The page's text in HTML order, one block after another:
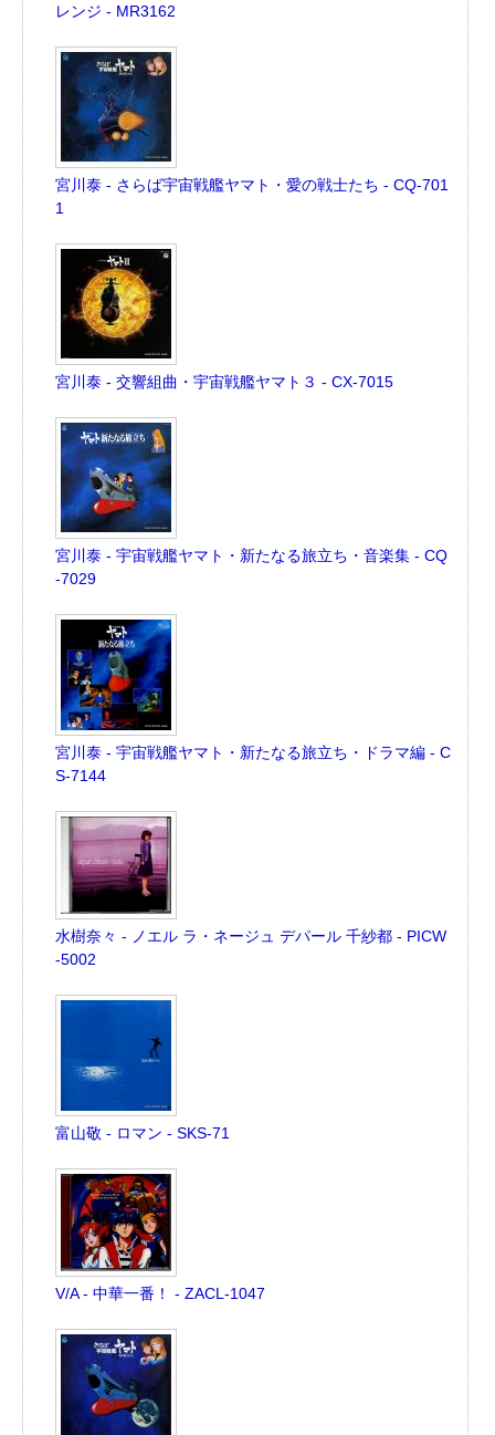
レンジ - MR3162
宮川泰 - さらば宇宙戦艦ヤマト・愛の戦士たち - CQ-701
1
宮川泰 - 交響組曲・宇宙戦艦ヤマト３ - CX-7015
宮川泰 - 宇宙戦艦ヤマト・新たなる旅立ち・音楽集 - CQ
-7029
宮川泰 - 宇宙戦艦ヤマト・新たなる旅立ち・ドラマ編 - C
S-7144
水樹奈々 - ノエル ラ・ネージュ デパール 千紗都 - PICW
-5002
富山敬 - ロマン - SKS-71
V/A - 中華一番！ - ZACL-1047